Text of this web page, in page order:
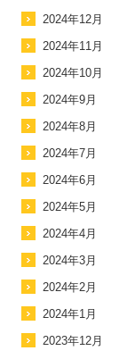
2024年12月
2024年11月
2024年10月
2024年9月
2024年8月
2024年7月
2024年6月
2024年5月
2024年4月
2024年3月
2024年2月
2024年1月
2023年12月